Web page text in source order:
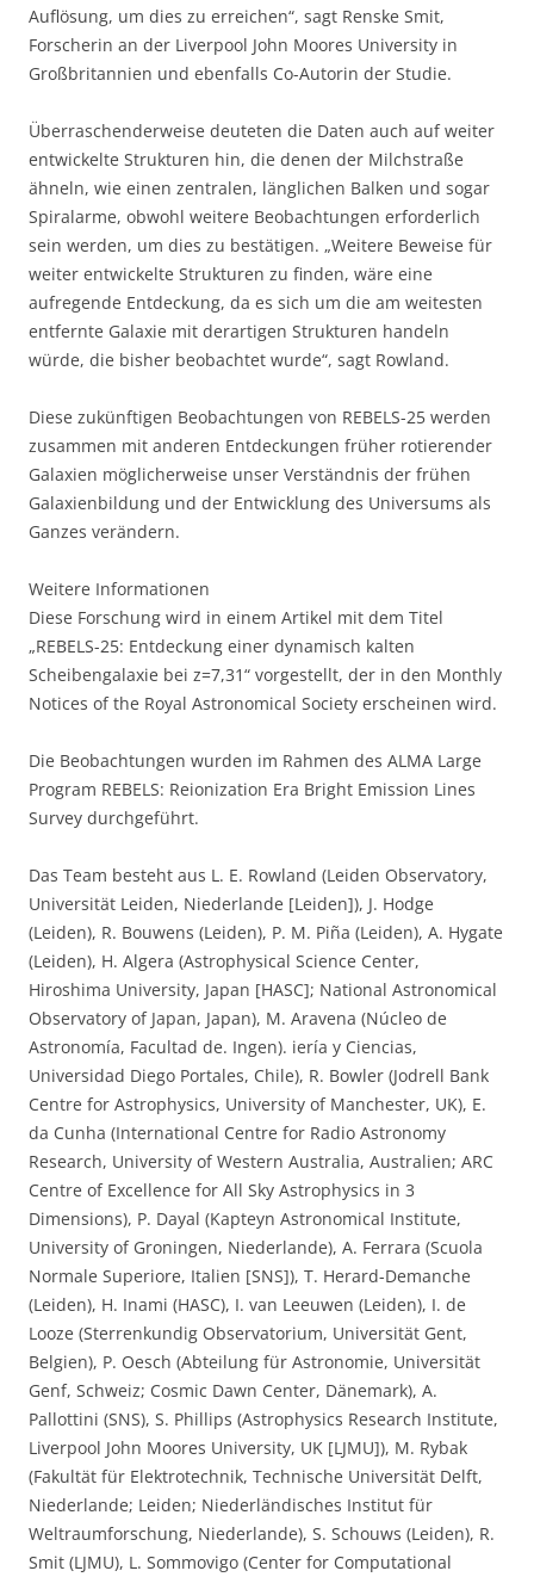
Auflösung, um dies zu erreichen“, sagt Renske Smit,
Forscherin an der Liverpool John Moores University in
Großbritannien und ebenfalls Co-Autorin der Studie.
Überraschenderweise deuteten die Daten auch auf weiter
entwickelte Strukturen hin, die denen der Milchstraße
ähneln, wie einen zentralen, länglichen Balken und sogar
Spiralarme, obwohl weitere Beobachtungen erforderlich
sein werden, um dies zu bestätigen. „Weitere Beweise für
weiter entwickelte Strukturen zu finden, wäre eine
aufregende Entdeckung, da es sich um die am weitesten
entfernte Galaxie mit derartigen Strukturen handeln
würde, die bisher beobachtet wurde“, sagt Rowland.
Diese zukünftigen Beobachtungen von REBELS-25 werden
zusammen mit anderen Entdeckungen früher rotierender
Galaxien möglicherweise unser Verständnis der frühen
Galaxienbildung und der Entwicklung des Universums als
Ganzes verändern.
Weitere Informationen
Diese Forschung wird in einem Artikel mit dem Titel
„REBELS-25: Entdeckung einer dynamisch kalten
Scheibengalaxie bei z=7,31“ vorgestellt, der in den Monthly
Notices of the Royal Astronomical Society erscheinen wird.
Die Beobachtungen wurden im Rahmen des ALMA Large
Program REBELS: Reionization Era Bright Emission Lines
Survey durchgeführt.
Das Team besteht aus L. E. Rowland (Leiden Observatory,
Universität Leiden, Niederlande [Leiden]), J. Hodge
(Leiden), R. Bouwens (Leiden), P. M. Piña (Leiden), A. Hygate
(Leiden), H. Algera (Astrophysical Science Center,
Hiroshima University, Japan [HASC]; National Astronomical
Observatory of Japan, Japan), M. Aravena (Núcleo de
Astronomía, Facultad de. Ingen). iería y Ciencias,
Universidad Diego Portales, Chile), R. Bowler (Jodrell Bank
Centre for Astrophysics, University of Manchester, UK), E.
da Cunha (International Centre for Radio Astronomy
Research, University of Western Australia, Australien; ARC
Centre of Excellence for All Sky Astrophysics in 3
Dimensions), P. Dayal (Kapteyn Astronomical Institute,
University of Groningen, Niederlande), A. Ferrara (Scuola
Normale Superiore, Italien [SNS]), T. Herard-Demanche
(Leiden), H. Inami (HASC), I. van Leeuwen (Leiden), I. de
Looze (Sterrenkundig Observatorium, Universität Gent,
Belgien), P. Oesch (Abteilung für Astronomie, Universität
Genf, Schweiz; Cosmic Dawn Center, Dänemark), A.
Pallottini (SNS), S. Phillips (Astrophysics Research Institute,
Liverpool John Moores University, UK [LJMU]), M. Rybak
(Fakultät für Elektrotechnik, Technische Universität Delft,
Niederlande; Leiden; Niederländisches Institut für
Weltraumforschung, Niederlande), S. Schouws (Leiden), R.
Smit (LJMU), L. Sommovigo (Center for Computational